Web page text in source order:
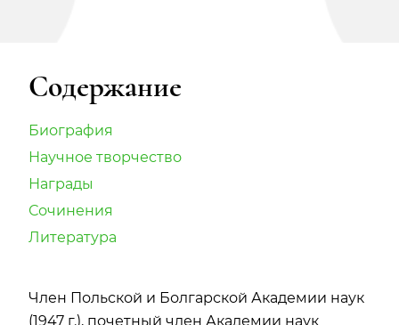
Содержание
Биография
Научное творчество
Награды
Сочинения
Литература
Член Польской и Болгарской Академии наук
(1947 г.), почетный член Академии наук